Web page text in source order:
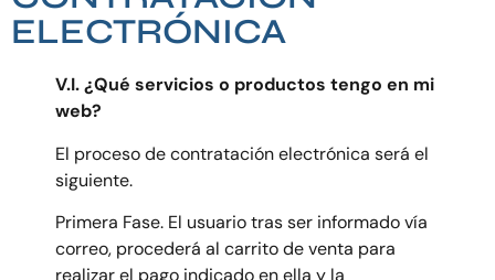
ELECTRÓNICA
V.I. ¿Qué servicios o productos tengo en mi
web?
El proceso de contratación electrónica será el
siguiente.
Primera Fase. El usuario tras ser informado vía
correo, procederá al carrito de venta para
realizar el pago indicado en ella y la